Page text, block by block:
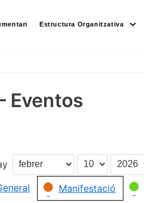
Estructura Organitzativa
Eventos
Month
Day
Year
Manifestació